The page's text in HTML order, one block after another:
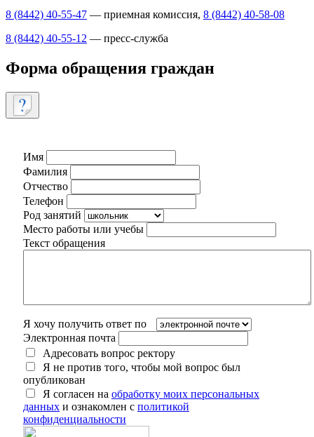
8 (8442) 40-55-47 — приемная комиссия, 8 (8442) 40-58-08
8 (8442) 40-55-12 — пресс-служба
Форма обращения граждан
Имя
Фамилия
Отчество
Телефон
Род занятий
Место работы или учебы
Текст обращения
Я хочу получить ответ по
Электронная почта
Адресовать вопрос ректору
Я не против того, чтобы мой вопрос был
опубликован
Я согласен на обработку моих персональных
данных и ознакомлен с политикой
конфиденциальности